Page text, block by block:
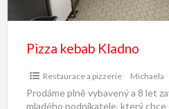
Pizza kebab Kladno
Restaurace a pizzerie Michaela
Prodáme plně vybavený a 8 let
mladého podnikatele, který chce